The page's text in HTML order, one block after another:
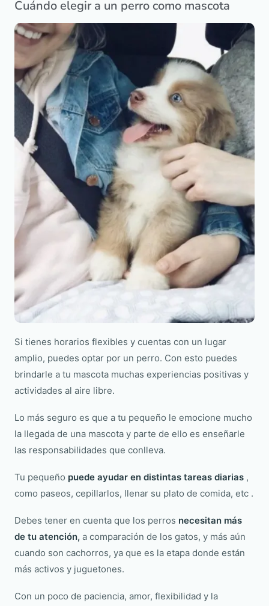
Cuándo elegir a un perro como mascota
Si tienes horarios flexibles y cuentas con un lugar
amplio, puedes optar por un perro. Con esto puedes
brindarle a tu mascota muchas experiencias positivas y
actividades al aire libre.
Lo más seguro es que a tu pequeño le emocione mucho
la llegada de una mascota y parte de ello es enseñarle
las responsabilidades que conlleva.
Tu pequeño puede ayudar en distintas tareas diarias ,
como paseos, cepillarlos, llenar su plato de comida, etc .
Debes tener en cuenta que los perros necesitan más
de tu atención, a comparación de los gatos, y más aún
cuando son cachorros, ya que es la etapa donde están
más activos y juguetones.
Con un poco de paciencia, amor, flexibilidad y la